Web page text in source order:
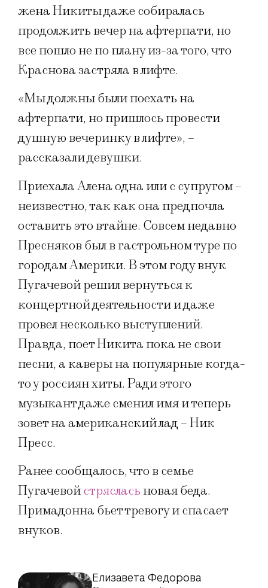
жена Никиты даже собиралась
продолжить вечер на афтерпати, но
все пошло не по плану из-за того, что
Краснова застряла в лифте.
«Мы должны были поехать на
афтерпати, но пришлось провести
душную вечеринку в лифте», –
рассказали девушки.
Приехала Алена одна или с супругом –
неизвестно, так как она предпочла
оставить это втайне. Совсем недавно
Пресняков был в гастрольном туре по
городам Америки. В этом году внук
Пугачевой решил вернуться к
концертной деятельности и даже
провел несколько выступлений.
Правда, поет Никита пока не свои
песни, а каверы на популярные когда-
то у россиян хиты. Ради этого
музыкант даже сменил имя и теперь
зовет на американский лад – Ник
Пресс.
Ранее сообщалось, что в семье
Пугачевойстряслась новая беда.
Примадонна бьет тревогу и спасает
внуков.
Елизавета Федорова